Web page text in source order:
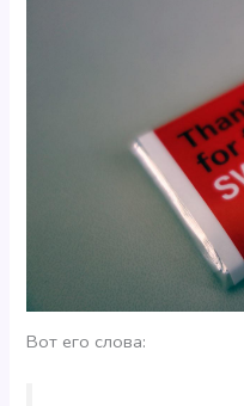
Вот его слова: